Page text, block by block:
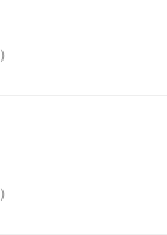
）
）